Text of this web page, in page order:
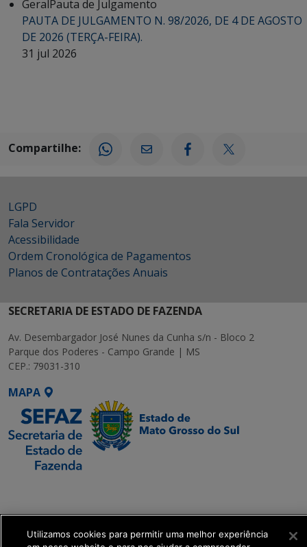
GeralPauta de Julgamento
PAUTA DE JULGAMENTO N. 98/2026, DE 4 DE AGOSTO
DE 2026 (TERÇA-FEIRA).
31 jul 2026
Compartilhe:
LGPD
Fala Servidor
Acessibilidade
Ordem Cronológica de Pagamentos
Planos de Contratações Anuais
SECRETARIA DE ESTADO DE FAZENDA
Av. Desembargador José Nunes da Cunha s/n - Bloco 2
Parque dos Poderes - Campo Grande | MS
CEP.: 79031-310
MAPA
Transformação Digital
Utilizamos cookies para permitir uma melhor experiência